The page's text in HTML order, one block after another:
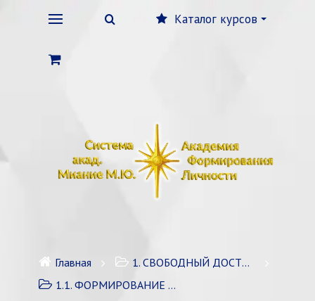
Каталог курсов
Главная
1. СВОБОДНЫЙ ДОСТУП
1.1. ФОРМИРОВАНИЕ ЛИЧНОСТИ. КОУЧИНГ